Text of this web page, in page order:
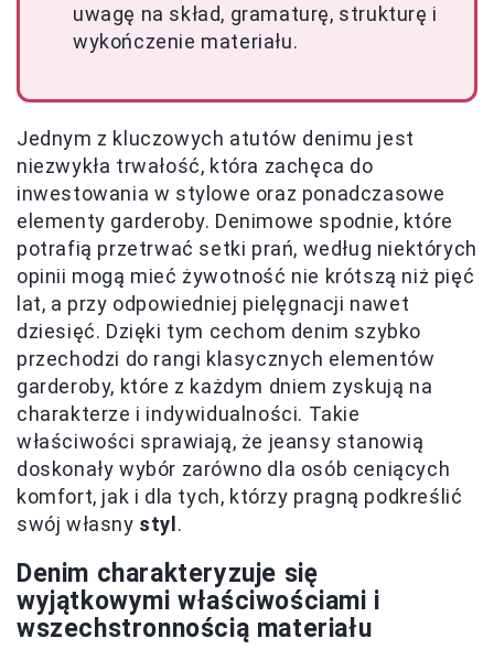
uwagę na skład, gramaturę, strukturę i
wykończenie materiału.
Jednym z kluczowych atutów denimu jest
niezwykła trwałość, która zachęca do
inwestowania w stylowe oraz ponadczasowe
elementy garderoby. Denimowe spodnie, które
potrafią przetrwać setki prań, według niektórych
opinii mogą mieć żywotność nie krótszą niż pięć
lat, a przy odpowiedniej pielęgnacji nawet
dziesięć. Dzięki tym cechom denim szybko
przechodzi do rangi klasycznych elementów
garderoby, które z każdym dniem zyskują na
charakterze i indywidualności. Takie
właściwości sprawiają, że jeansy stanowią
doskonały wybór zarówno dla osób ceniących
komfort, jak i dla tych, którzy pragną podkreślić
swój własny styl .
Denim charakteryzuje się
wyjątkowymi właściwościami i
wszechstronnością materiału